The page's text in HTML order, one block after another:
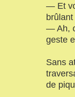
— Et
— Ah,
geste
Sans
de